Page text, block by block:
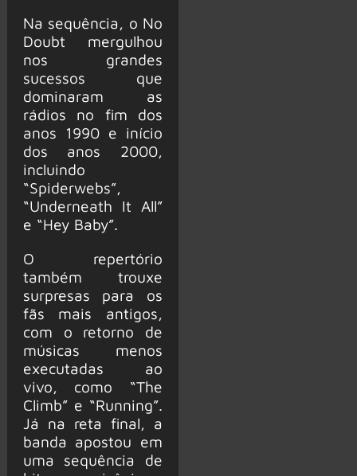
Na sequência, o No
Doubt mergulhou
nos grandes
sucessos que
dominaram as
rádios no fim dos
anos 1990 e início
dos anos 2000,
incluindo
“Spiderwebs”,
“Underneath It All”
e “Hey Baby”.
O repertório
também trouxe
surpresas para os
fãs mais antigos,
com o retorno de
músicas menos
executadas ao
vivo, como “The
Climb” e “Running”.
Já na reta final, a
banda apostou em
uma sequência de